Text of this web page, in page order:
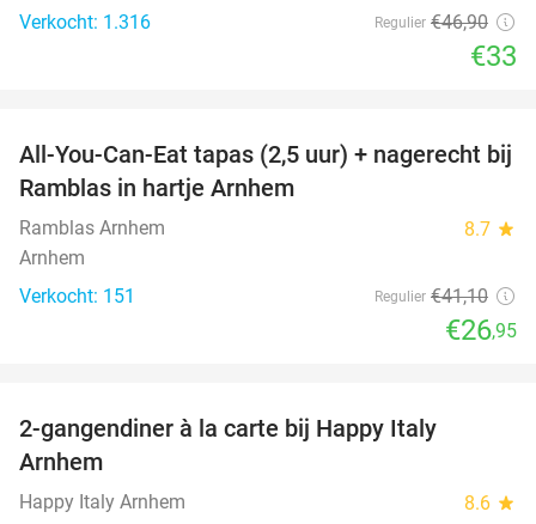
Verkocht: 1.316
Regulier €46,90
€33
34%
All-You-Can-Eat tapas (2,5 uur) + nagerecht bij
Ramblas in hartje Arnhem
Ramblas Arnhem 8.7 star
Arnhem
Verkocht: 151
Regulier €41,10
€26,95
2-gangendiner à la carte bij Happy Italy
Arnhem
Happy Italy Arnhem 8.6 star